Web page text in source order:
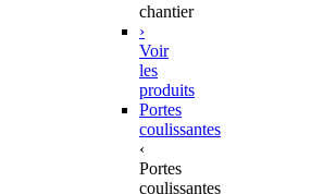
chantier
›
Voir
les
produits
Portes
coulissantes
‹
Portes
coulissantes